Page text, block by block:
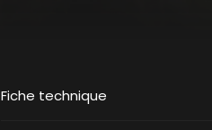
Fiche technique